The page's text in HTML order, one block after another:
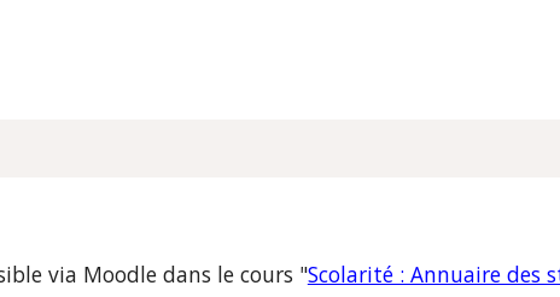
via Moodle dans le cours "Scolarité : Annuaire des